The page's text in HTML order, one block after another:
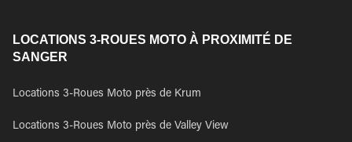
LOCATIONS 3-ROUES MOTO À PROXIMITÉ DE
SANGER
Locations 3-Roues Moto près de Krum
Locations 3-Roues Moto près de Valley View